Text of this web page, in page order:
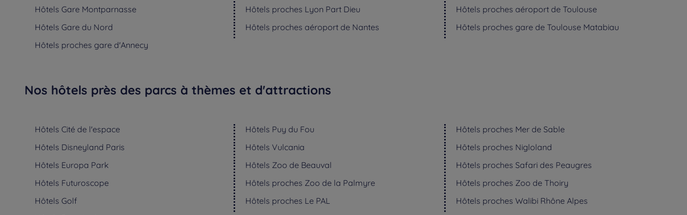
Hôtels Gare Montparnasse Hôtels proches Lyon Part Dieu Hôtels proches aéroport de Toulouse
Hôtels Gare du Nord Hôtels proches aéroport de Nantes Hôtels proches gare de Toulouse Matabiau
Hôtels proches gare d'Annecy
Nos hôtels près des parcs à thèmes et d'attractions
Hôtels Cité de l'espace Hôtels Puy du Fou Hôtels proches Mer de Sable
Hôtels Disneyland Paris Hôtels Vulcania Hôtels proches Nigloland
Hôtels Europa Park Hôtels Zoo de Beauval Hôtels proches Safari des Peaugres
Hôtels Futuroscope Hôtels proches Zoo de la Palmyre Hôtels proches Zoo de Thoiry
Hôtels Golf Hôtels proches Le PAL Hôtels proches Walibi Rhône Alpes